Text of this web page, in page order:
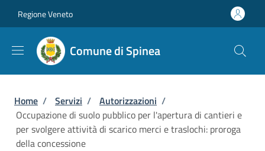
Regione Veneto
Comune di Spinea
Briciole di pane
Home / Servizi / Autorizzazioni /
Occupazione di suolo pubblico per l'apertura di cantieri e
per svolgere attività di scarico merci e traslochi: proroga
della concessione